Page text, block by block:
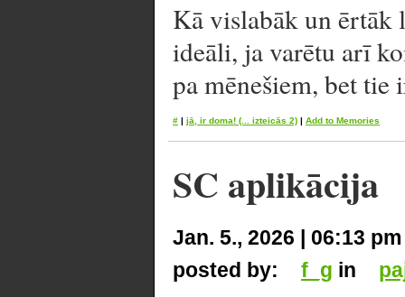
Kā vislabāk un ērtāk
ideāli, ja varētu arī
pa mēnešiem, bet tie
# | jā, ir doma! (... izteicās 2) | Add to Memories
SC aplikācija
Jan. 5., 2026 | 06:13 pm
posted by:
f_g in